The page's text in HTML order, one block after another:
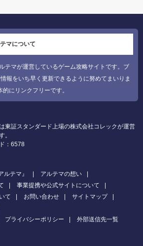
マについて
テマが運営しているゲーム攻略サイトです。ブ
報をいち早く更新できるように努めてまいりま
にリンクフリーです。
東証スタンダード上場の株式会社コレックが運営
。
：6578
テマ』
アルテマの想い
事業提携や公式サイトについて
て お問い合わせ
サイトマップ
プライバシーポリシー 外部送信先一覧